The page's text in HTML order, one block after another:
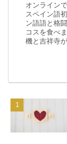
オンライン
スペイン語
ン語語と格
コスを食べ
機と吉祥寺